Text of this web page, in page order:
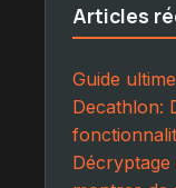
Articles
Guide
Decathlon: